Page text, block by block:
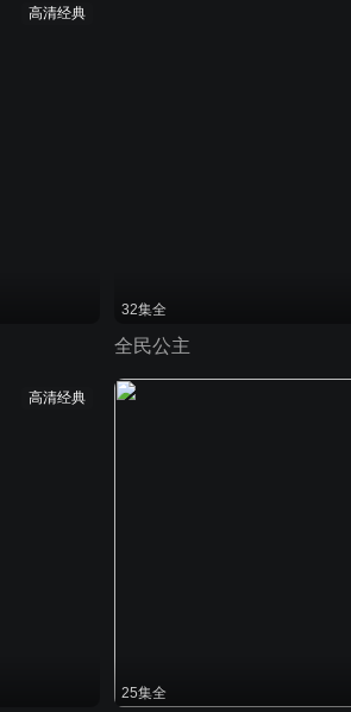
高清经典
32集全
全民公主
高清经典
25集全